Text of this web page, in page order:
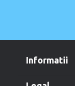
informatii